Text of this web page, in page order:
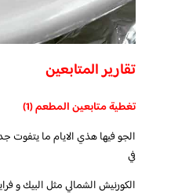
تقارير المتابعين
تغطية متابعين المطعم (1)
الجو فيها هذي الايام ما يتفوت
في
الكورنيش الشمالي مثل البيك و